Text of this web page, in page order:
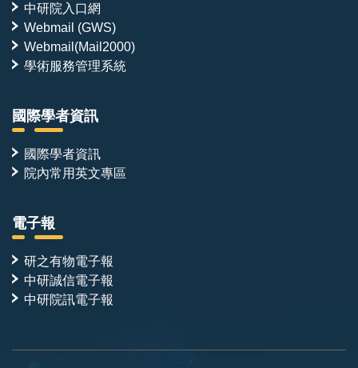
中研院入口網
Webmail (GWS)
Webmail(Mail2000)
學術服務管理系統
國際學者資訊
國際學者資訊
院內常用英文專區
電子報
研之有物電子報
中研誠信電子報
中研院訊電子報